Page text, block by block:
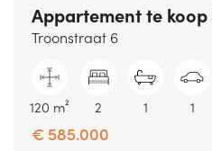
Appartement te koop
Troonstraat 6
120 m² 2 1 1
€ 585.000